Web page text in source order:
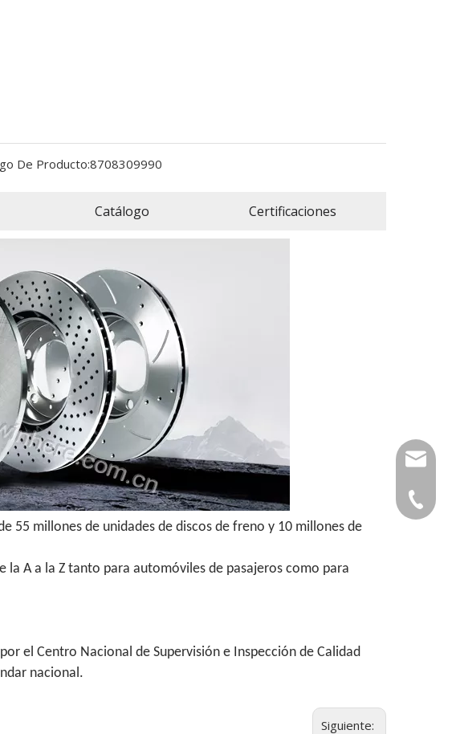
De Producto:8708309990
Catálogo Certificaciones
55 millones de unidades de discos de freno y 10 millones de
A a la Z tanto para automóviles de pasajeros como para
el Centro Nacional de Supervisión e Inspección de Calidad
nacional.
Siguiente:
0086-